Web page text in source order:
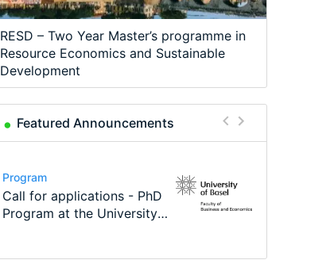
RESD – Two Year Master’s programme in
Resource Economics and Sustainable
Development
Featured Announcements
Conference
Modern Difference-in-
Differences: New Problems,
Program
Call for applications - PhD
Program at the University
Program
TEaM – Two year Master's
programme in Tourism
Conference
48th RSEP International
Conference on Economics,
Course
Oxford University
Economics Summer School
Job
Economic Analyst – Tax
Modelling